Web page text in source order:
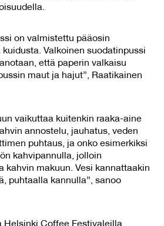
on valmistettu pääosin
Valkoinen suodatinpussi
että paperin valkaisu
maut ja hajut”, Raatikainen
vaikuttaa kuitenkin raaka-aine
annostelu, jauhatus, veden
puhtaus, ja onko esimerkiksi
kahvipannulla, jolloin
kahvin makuun. Vesi kannattaakin
puhtaalla kannulla”, sanoo
Helsinki Coffee Festivaleilla